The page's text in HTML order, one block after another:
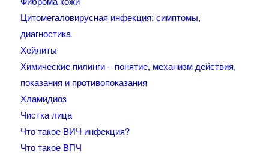
Цитомегаловирусная инфекция: симптомы,
диагностика
Хейлиты
Химические пилинги – понятие, механизм действия,
показания и противопоказания
Хламидиоз
Чистка лица
Что такое ВИЧ инфекция?
Что такое ВПЧ